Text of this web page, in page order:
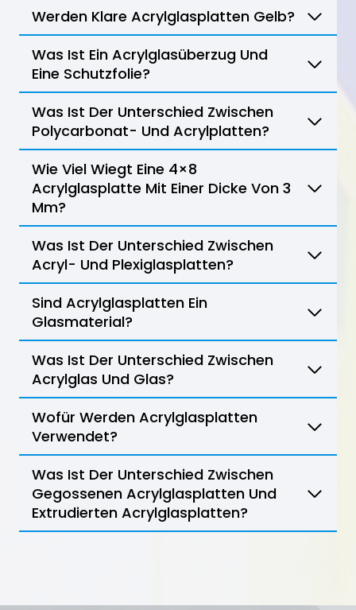
Werden Klare Acrylglasplatten Gelb?
Was Ist Ein Acrylglasüberzug Und
Eine Schutzfolie?
Was Ist Der Unterschied Zwischen
Polycarbonat- Und Acrylplatten?
Wie Viel Wiegt Eine 4×8
Acrylglasplatte Mit Einer Dicke Von 3
Mm?
Was Ist Der Unterschied Zwischen
Acryl- Und Plexiglasplatten?
Sind Acrylglasplatten Ein
Glasmaterial?
Was Ist Der Unterschied Zwischen
Acrylglas Und Glas?
Wofür Werden Acrylglasplatten
Verwendet?
Was Ist Der Unterschied Zwischen
Gegossenen Acrylglasplatten Und
Extrudierten Acrylglasplatten?